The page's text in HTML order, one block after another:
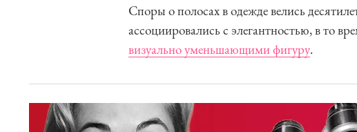
Споры о полосах в одежде велись
ассоциировались с элегантностью, в то
визуально уменьшающими фигуру.